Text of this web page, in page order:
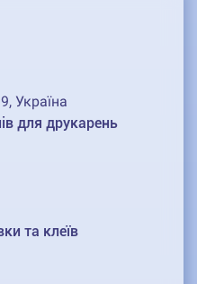
Україна
для друкарень
та клеїв